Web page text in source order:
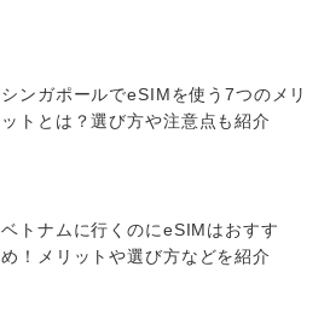
シンガポールでeSIMを使う7つのメリ
ットとは？選び方や注意点も紹介
ベトナムに行くのにeSIMはおすす
め！メリットや選び方などを紹介